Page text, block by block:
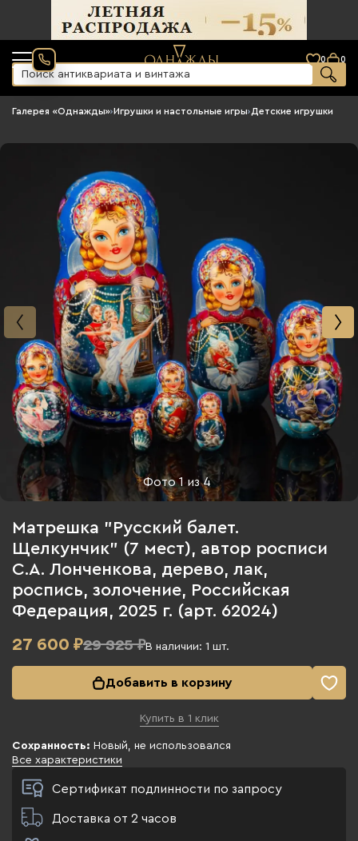
0 0
Галерея «Однажды»›Игрушки и настольные игры›Детские игрушки
Фото1 из4
Матрешка "Русский балет.
Щелкунчик" (7 мест), автор росписи
С.А. Лонченкова, дерево, лак,
роспись, золочение, Российская
Федерация, 2025 г. (арт. 62024)
27 600 ₽29 325 ₽В наличии: 1 шт.
Добавить в корзину
Купить в 1 клик
Сохранность: Новый, не использовался
Все характеристики
Сертификат подлинности по запросу
Доставка от 2 часов